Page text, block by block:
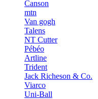
Canson
mtn
Van gogh
Talens
NT Cutter
Pébéo
Artline
Trident
Jack Richeson & Co.
Viarco
Uni-Ball